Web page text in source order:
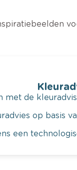
met de
op basis
een